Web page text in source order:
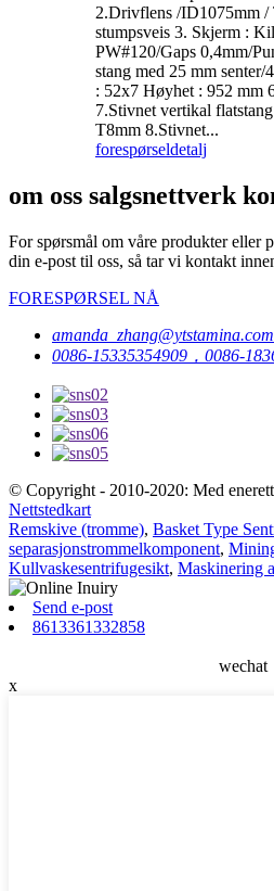
2.Drivflens /ID1075mm
stumpsveis 3. Skjerm :
PW#120/Gaps 0,4mm/
stang med 25 mm
: 52x7 Høyhet : 952 mm
7.Stivnet vertikal
T8mm 8.Stivnet...
forespørseldetalj
om oss salgsnettverk
For spørsmål om våre produkter eller
din e-post til oss, så tar vi kontakt
FORESPØRSEL NÅ
amanda_zhang@ytstamina.com
0086-15335354909，0086-
© Copyright - 2010-2020: Med
Nettstedkart
Remskive (tromme), Basket Type
separasjonstrommelkomponent,
Kullvaskesentrifugesikt, Maskinering
Send e-post
8613361332858
wechat
x